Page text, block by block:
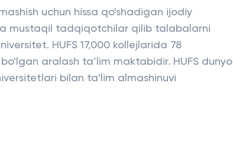
uchun hissa qo'shadigan ijodiy
mustaqil tadqiqotchilar qilib talabalarni
HUFS 17,000 kollejlarida 78
aralash ta’lim maktabidir. HUFS dunyo
bilan ta'lim almashinuvi